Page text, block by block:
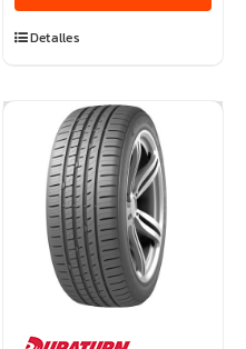
SUV
cantidad
Detalles